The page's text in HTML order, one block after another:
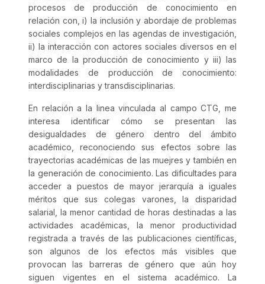
procesos de producción de conocimiento en
relación con, i) la inclusión y abordaje de problemas
sociales complejos en las agendas de investigación,
ii) la interacción con actores sociales diversos en el
marco de la producción de conocimiento y iii) las
modalidades de producción de conocimiento:
interdisciplinarias y transdisciplinarias.
En relación a la linea vinculada al campo CTG, me
interesa identificar cómo se presentan las
desigualdades de género dentro del ámbito
académico, reconociendo sus efectos sobre las
trayectorias académicas de las muejres y también en
la generación de conocimiento. Las dificultades para
acceder a puestos de mayor jerarquía a iguales
méritos que sus colegas varones, la disparidad
salarial, la menor cantidad de horas destinadas a las
actividades académicas, la menor productividad
registrada a través de las publicaciones científicas,
son algunos de los efectos más visibles que
provocan las barreras de género que aún hoy
siguen vigentes en el sistema académico. La